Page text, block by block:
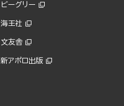
ビーグリー
海王社
文友舎
新アポロ出版